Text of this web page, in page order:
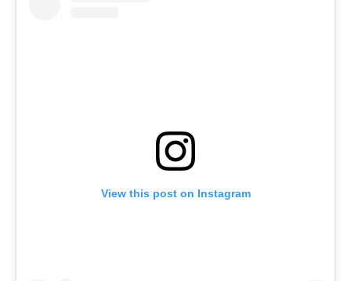
View this post on Instagram